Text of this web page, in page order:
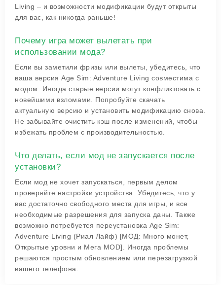
Living – и возможности модификации будут открыты
для вас, как никогда раньше!
Почему игра может вылетать при
использовании мода?
Если вы заметили фризы или вылеты, убедитесь, что
ваша версия Age Sim: Adventure Living совместима с
модом. Иногда старые версии могут конфликтовать с
новейшими взломами. Попробуйте скачать
актуальную версию и установить модификацию снова.
Не забывайте очистить кэш после изменений, чтобы
избежать проблем с производительностью.
Что делать, если мод не запускается после
установки?
Если мод не хочет запускаться, первым делом
проверяйте настройки устройства. Убедитесь, что у
вас достаточно свободного места для игры, и все
необходимые разрешения для запуска даны. Также
возможно потребуется переустановка Age Sim:
Adventure Living (Риал Лайф) [МОД: Много монет,
Открытые уровни и Мега MOD]. Иногда проблемы
решаются простым обновлением или перезагрузкой
вашего телефона.